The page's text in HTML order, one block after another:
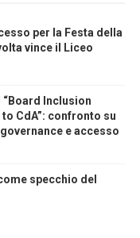
per la Festa della
vince il Liceo
“Board Inclusion
CdA”: confronto su
e accesso
specchio del